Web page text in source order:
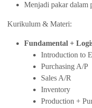
Menjadi pakar dalam
Kurikulum & Materi:
Fundamental +
Introduction to
Purchasing A/P
Sales A/R
Inventory
Production +